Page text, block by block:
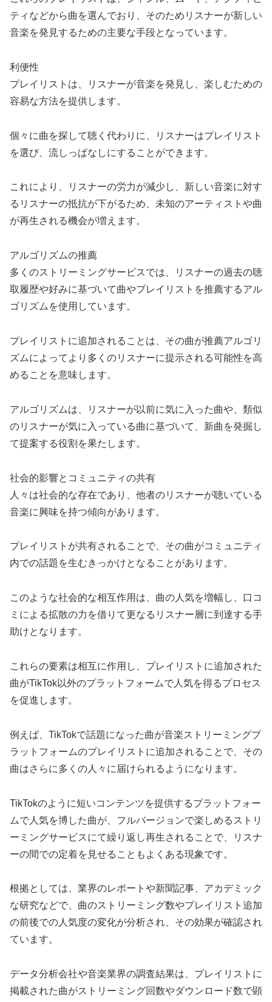
ティなどから曲を選んでおり、そのためリスナーが新しい
音楽を発見するための主要な手段となっています。
利便性
プレイリストは、リスナーが音楽を発見し、楽しむための
容易な方法を提供します。
個々に曲を探して聴く代わりに、リスナーはプレイリスト
を選び、流しっぱなしにすることができます。
これにより、リスナーの労力が減少し、新しい音楽に対す
るリスナーの抵抗が下がるため、未知のアーティストや曲
が再生される機会が増えます。
アルゴリズムの推薦
多くのストリーミングサービスでは、リスナーの過去の聴
取履歴や好みに基づいて曲やプレイリストを推薦するアル
ゴリズムを使用しています。
プレイリストに追加されることは、その曲が推薦アルゴリ
ズムによってより多くのリスナーに提示される可能性を高
めることを意味します。
アルゴリズムは、リスナーが以前に気に入った曲や、類似
のリスナーが気に入っている曲に基づいて、新曲を発掘し
て提案する役割を果たします。
社会的影響とコミュニティの共有
人々は社会的な存在であり、他者のリスナーが聴いている
音楽に興味を持つ傾向があります。
プレイリストが共有されることで、その曲がコミュニティ
内での話題を生むきっかけとなることがあります。
このような社会的な相互作用は、曲の人気を増幅し、口コ
ミによる拡散の力を借りて更なるリスナー層に到達する手
助けとなります。
これらの要素は相互に作用し、プレイリストに追加された
曲がTikTok以外のプラットフォームで人気を得るプロセス
を促進します。
例えば、TikTokで話題になった曲が音楽ストリーミングプ
ラットフォームのプレイリストに追加されることで、その
曲はさらに多くの人々に届けられるようになります。
TikTokのように短いコンテンツを提供するプラットフォー
ムで人気を博した曲が、フルバージョンで楽しめるストリ
ーミングサービスにて繰り返し再生されることで、リスナ
ーの間での定着を見せることもよくある現象です。
根拠としては、業界のレポートや新聞記事、アカデミック
な研究などで、曲のストリーミング数やプレイリスト追加
の前後での人気度の変化が分析され、その効果が確認され
ています。
データ分析会社や音楽業界の調査結果は、プレイリストに
掲載された曲がストリーミング回数やダウンロード数で顕